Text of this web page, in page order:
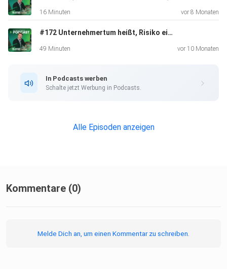
einen
hochprofitablen Betriebsablauf:
Melde dich jetzt zum Führungskräftetraining an:
https://matthias-aumann.de/podcast
16 Minuten vor 8 Monaten
#172 Unternehmertum heißt, Risiko einzugehen | Experten-Talk mit Dieter Lange
49 Minuten vor 10 Monaten
In Podcasts werben
Schalte jetzt Werbung in Podcasts.
Alle Episoden anzeigen
Kommentare (0)
Melde Dich an, um einen Kommentar zu schreiben.